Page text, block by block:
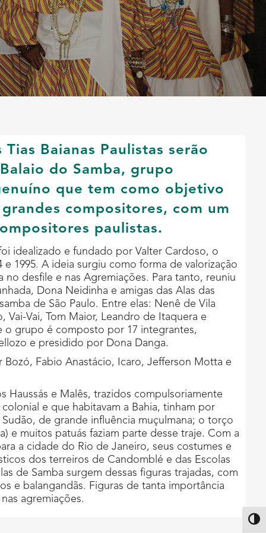
Baianas Paulistas serão
do Samba, grupo
que tem como objetivo
compositores, com um
paulistas.
idealizado e fundado por Valter Cardoso, o
e 1995. A ideia surgiu como forma de valorização
no desfile e nas Agremiações. Para tanto, reuniu
Dona Neidinha e amigas das Alas das
de São Paulo. Entre elas: Nenê de Vila
Vai-Vai, Tom Maior, Leandro de Itaquera e
o grupo é composto por 17 integrantes,
e presidido por Dona Danga.
Bozó, Fabio Anastácio, Icaro, Jefferson Motta e
Haussás e Malês, trazidos compulsoriamente
e que habitavam a Bahia, tinham por
de grande influência muçulmana; o torço
e muitos patuás faziam parte desse traje. Com a
a cidade do Rio de Janeiro, seus costumes e
dos terreiros de Candomblé e das Escolas
de Samba surgem dessas figuras trajadas, com
e balangandãs. Figuras de tanta importância
agremiações.